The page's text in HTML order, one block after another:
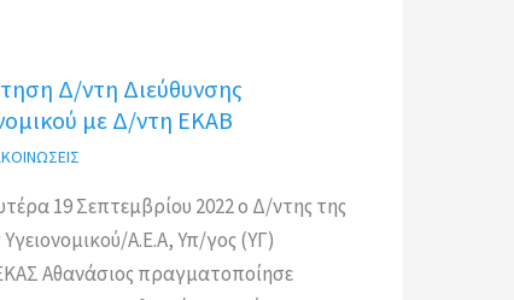
Δ/ντη Διεύθυνσης
με Δ/ντη ΕΚΑΒ
19 Σεπτεμβρίου 2022 ο Δ/ντης της
Α.Ε.Α, Υπ/γος (ΥΓ)
Αθανάσιος πραγματοποίησε